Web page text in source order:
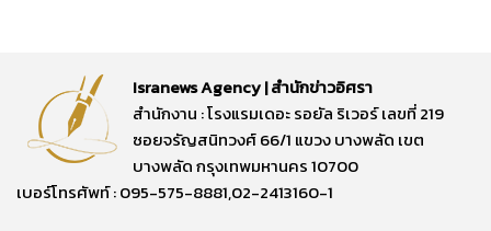
Isranews Agency | สำนักข่าวอิศรา
สำนักงาน : โรงแรมเดอะ รอยัล ริเวอร์ เลขที่ 219
ซอยจรัญสนิทวงศ์ 66/1 แขวง บางพลัด เขต
บางพลัด กรุงเทพมหานคร 10700
เบอร์โทรศัพท์ : 095-575-8881,02-2413160-1